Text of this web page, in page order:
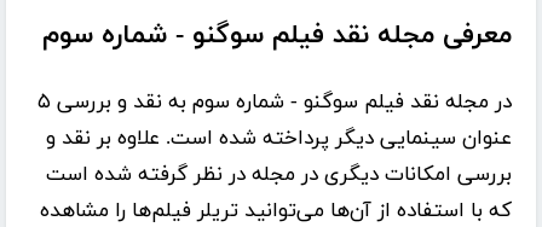
معرفی مجله نقد فیلم سوگنو - شماره سوم
در مجله نقد فیلم سوگنو
- شماره سوم به نقد و بررسی ۵
عنوان سینمایی دیگر پرداخته شده است. علاوه بر نقد و
بررسی امکانات دیگری در مجله در نظر گرفته شده است
که با استفاده از آن‌ها می‌توانید تریلر فیلم‌ها را مشاهده